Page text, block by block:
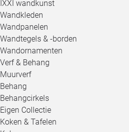
IXXI wandkunst
Wandkleden
Wandpanelen
Wandtegels & -borden
Wandornamenten
Verf & Behang
Muurverf
Behang
Behangcirkels
Eigen Collectie
Koken & Tafelen